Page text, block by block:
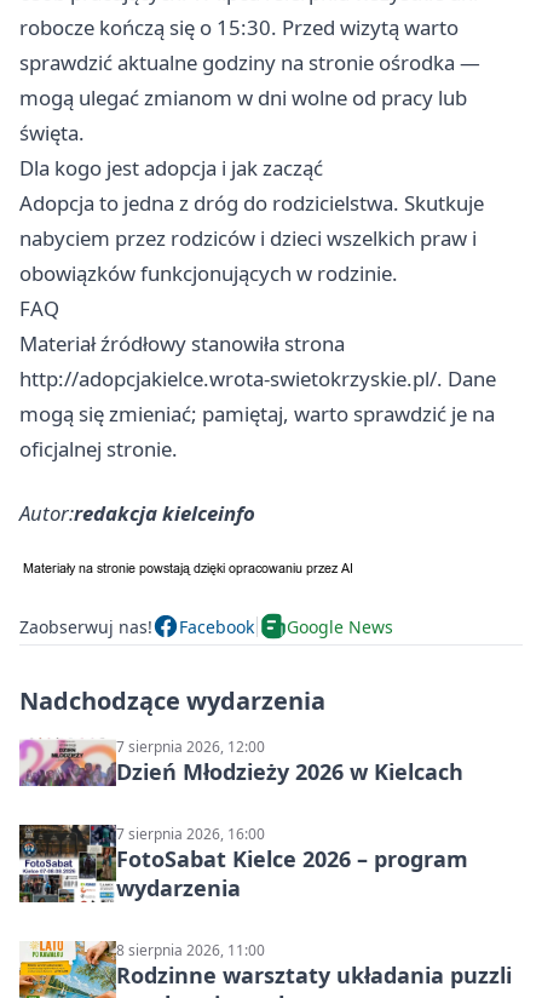
robocze kończą się o 15:30. Przed wizytą warto
sprawdzić aktualne godziny na stronie ośrodka —
mogą ulegać zmianom w dni wolne od pracy lub
święta.
Dla kogo jest adopcja i jak zacząć
Adopcja to jedna z dróg do rodzicielstwa. Skutkuje
nabyciem przez rodziców i dzieci wszelkich praw i
obowiązków funkcjonujących w rodzinie.
FAQ
Materiał źródłowy stanowiła strona
http://adopcjakielce.wrota-swietokrzyskie.pl/. Dane
mogą się zmieniać; pamiętaj, warto sprawdzić je na
oficjalnej stronie.
Autor:redakcja kielceinfo
Zaobserwuj nas! Facebook Google News
Nadchodzące wydarzenia
7 sierpnia 2026, 12:00
Dzień Młodzieży 2026 w Kielcach
7 sierpnia 2026, 16:00
FotoSabat Kielce 2026 – program
wydarzenia
8 sierpnia 2026, 11:00
Rodzinne warsztaty układania puzzli